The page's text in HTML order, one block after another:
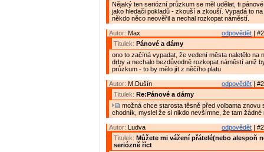
Nějaký ten seriózní průzkum se měl udělat, ti
jako hledači pokladů - zkouší a zkouší. Vypadá to
někdo něco neověřil a nechal rozkopat náměstí.
odpovědět |
Autor: Max
Titulek: Pánové a dámy
ono to začíná vypadat, že vedení města naletělo na
drby a nechalo bezdůvodně rozkopat náměstí aniž
průzkum - to by mělo jít z něčího platu
odpovědět |
Autor: M.Dušín
Titulek: Re:Pánové a dámy
možná chce starosta těsně před volbama znovu
chodník, myslel že si nikdo nevšímne, že tam žádné
odpovědět |
Autor: Ludva
Titulek: Můžete mi vážení přátelé(nebo alespoň
seriózně říct